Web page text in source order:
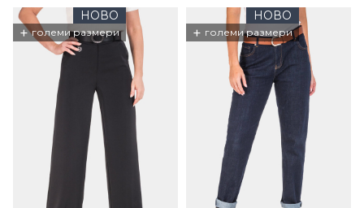
НОВО
+ големи размери
НОВО
+ големи размери